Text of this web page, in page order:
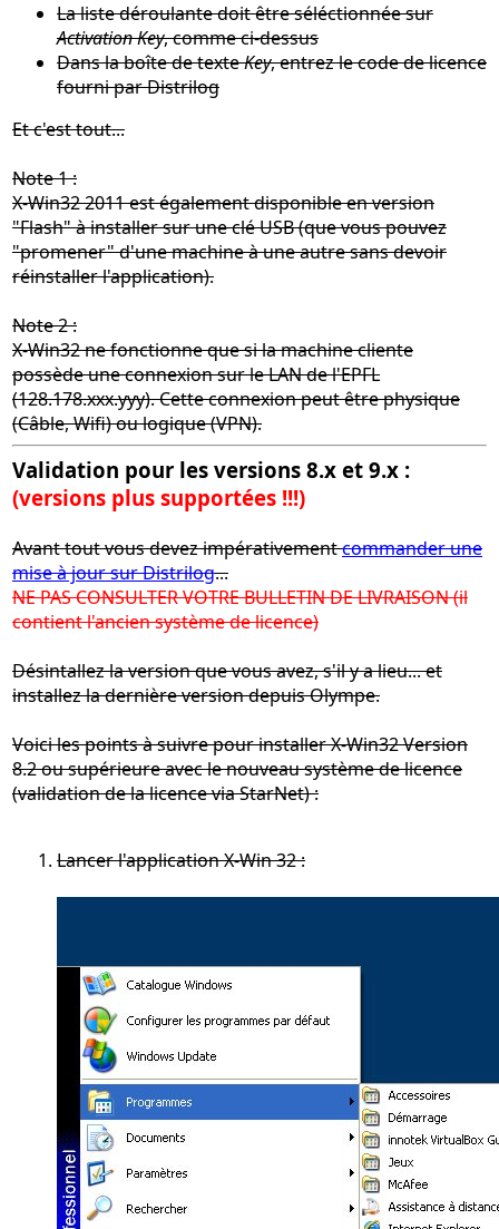
La liste déroulante doit être séléctionnée sur
Activation Key, comme ci-dessus
Dans la boîte de texteKey, entrez le code de licence
fourni par Distrilog
Et c'est tout...
Note 1 :
X-Win32 2011 est également disponible en version
"Flash" à installer sur une clé USB (que vous pouvez
"promener" d'une machine à une autre sans devoir
réinstaller l'application).
Note 2 :
X-Win32 ne fonctionne que si la machine cliente
possède une connexion sur le LAN de l'EPFL
(128.178.xxx.yyy). Cette connexion peut être physique
(Câble, Wifi) ou logique (VPN).
Validation pour les versions 8.x et 9.x :
(versions plus supportées !!!)
Avant tout vous devez impérativementcommander une
mise à jour sur Distrilog...
NE PAS CONSULTER VOTRE BULLETIN DE LIVRAISON (il
contient l'ancien système de licence)
Désintallez la version que vous avez, s'il y a lieu... et
installez la dernière version depuis Olympe.
Voici les points à suivre pour installer X-Win32 Version
8.2 ou supérieure avec le nouveau système de licence
(validation de la licence via StarNet) :
Lancer l'application X-Win 32 :